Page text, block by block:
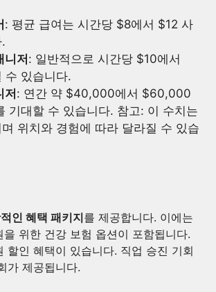
: 평균 급여는 시간당 $8에서 $12 사
니저: 일반적으로 시간당 $10에서
수 있습니다.
저: 연간 약 $40,000에서 $60,000
기대할 수 있습니다. 참고: 이 수치는
위치와 경험에 따라 달라질 수 있습
인 혜택 패키지를 제공합니다. 이에는
을 위한 건강 보험 옵션이 포함됩니다.
할인 혜택이 있습니다. 직업 승진 기회
가 제공됩니다.